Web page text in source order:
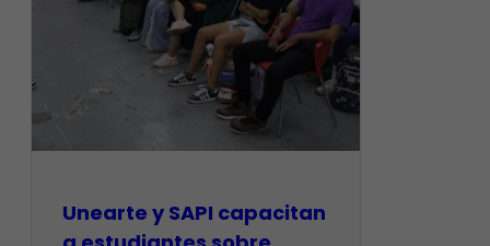
Unearte y SAPI capacitan